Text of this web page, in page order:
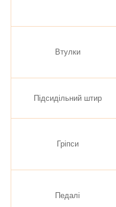
Втулки
Підсидільний штир
Гріпси
Педалі